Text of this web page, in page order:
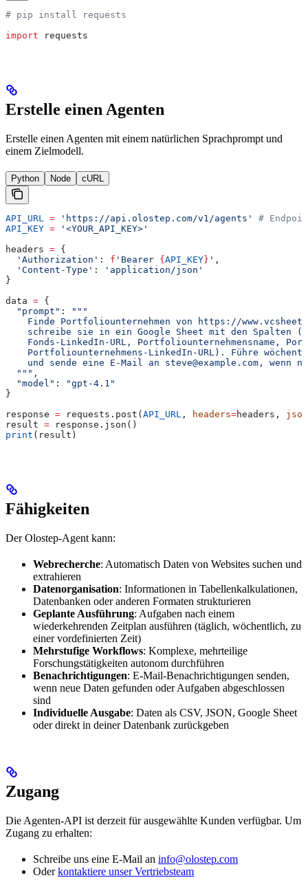
# pip install requests
import requests
Erstelle einen Agenten
Erstelle einen Agenten mit einem natürlichen Sprachprompt und
einem Zielmodell.
Python Node cURL
API_URL = 'https://api.olostep.com/v1/agents'
#
API_KEY = '<YOUR_API_KEY>'
headers = {
  'Authorization'
: f 'Bearer { API_KEY } ' ,
  'Content-Type'
:
'application/json'
}
data = {
  "prompt"
:
"""
Finde Portfoliounternehmen von https://
schreibe sie in ein Google Sheet mit den Spalten
Fonds-LinkedIn-URL, Portfoliounternehmensname,
Portfoliounternehmens-LinkedIn-URL). Führe
und sende eine E-Mail an steve@example.com, wenn
  """
,
  "model"
:
"gpt-4.1"
}
response = requests.post( API_URL , headers=headers, json
result = response.json()
print (result)
Fähigkeiten
Der Olostep-Agent kann:
Webrecherche: Automatisch Daten von Websites suchen und
extrahieren
Datenorganisation: Informationen in Tabellenkalkulationen,
Datenbanken oder anderen Formaten strukturieren
Geplante Ausführung: Aufgaben nach einem
wiederkehrenden Zeitplan ausführen (täglich, wöchentlich, zu
einer vordefinierten Zeit)
Mehrstufige Workflows: Komplexe, mehrteilige
Forschungstätigkeiten autonom durchführen
Benachrichtigungen: E-Mail-Benachrichtigungen senden,
wenn neue Daten gefunden oder Aufgaben abgeschlossen
sind
Individuelle Ausgabe: Daten als CSV, JSON, Google Sheet
oder direkt in deiner Datenbank zurückgeben
Zugang
Die Agenten-API ist derzeit für ausgewählte Kunden verfügbar. Um
Zugang zu erhalten:
Schreibe uns eine E-Mail an info@olostep.com
Oderkontaktiere unser Vertriebsteam